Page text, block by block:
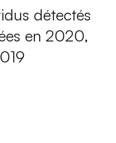
détectés
en 2020,